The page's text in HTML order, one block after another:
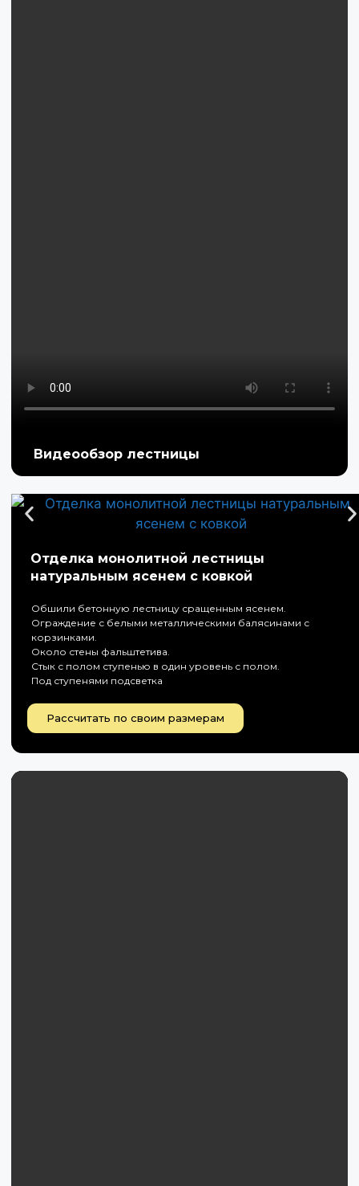
Видеообзор лестницы
Отделка монолитной лестницы
натуральным ясенем с ковкой
Обшили бетонную лестницу сращенным ясенем.
Ограждение с белыми металлическими балясинами с
корзинками.
Около стены фальштетива.
Стык с полом ступенью в один уровень с полом.
Под ступенями подсветка
Рассчитать по своим размерам